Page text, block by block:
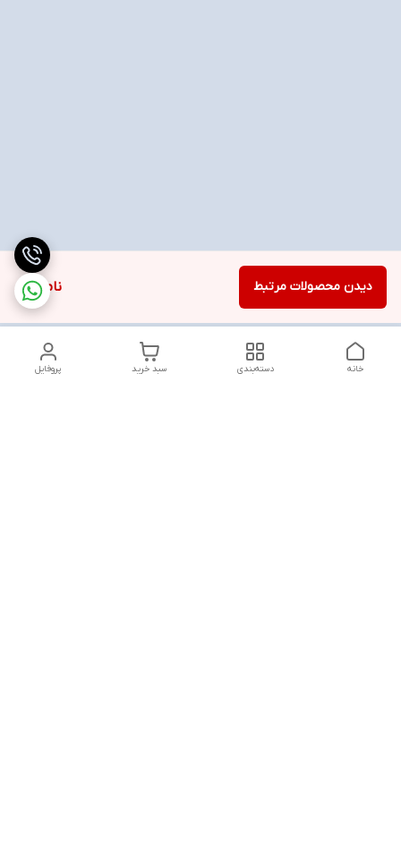
ناموجود دیدن محصولات مرتبط
پروفایل سبد خرید دسته‌بندی خانه